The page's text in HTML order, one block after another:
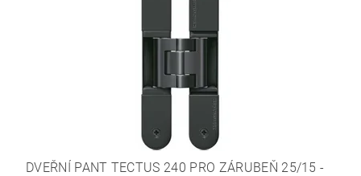
DVEŘNÍ PANT TECTUS 240 PRO ZÁRUBEŇ 25/15 -